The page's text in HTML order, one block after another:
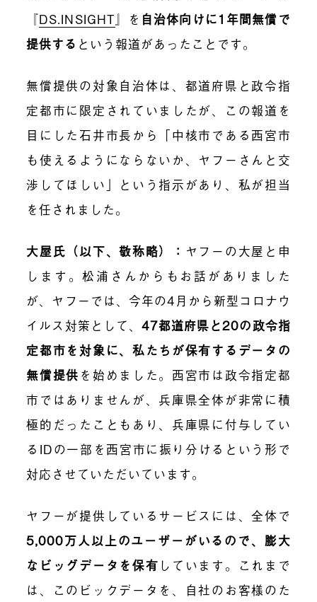
『DS.INSIGHT 』を 自治体向けに1年間無償で
提供する という報道があったことです。
無償提供の対象自治体は、都道府県と政令指
定都市に限定されていましたが、この報道を
目にした石井市長から「中核市である西宮市
も使えるようにならないか、ヤフーさんと交
渉してほしい」という指示があり、私が担当
を任されました。
大屋氏（以下、敬称略）： ヤフーの大屋と申
します。松浦さんからもお話がありました
が、ヤフーでは、今年の4月から新型コロナウ
イルス対策として、 47都道府県と20の政令指
定都市を対象に、私たちが保有するデータの
無償提供 を始めました。西宮市は政令指定都
市ではありませんが、兵庫県全体が非常に積
極的だったこともあり、兵庫県に付与してい
るIDの一部を西宮市に振り分けるという形で
対応させていただいています。
ヤフーが提供しているサービスには、全体で
5,000万人以上のユーザーがいるので、膨大
なビッグデータを保有 しています。これまで
は、このビックデータを、自社のお客様のた